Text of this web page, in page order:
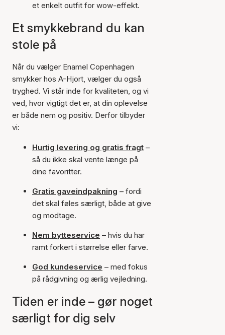
et enkelt outfit for wow-effekt.
Et smykkebrand du kan
stole på
Når du vælger Enamel Copenhagen
smykker hos A-Hjort, vælger du også
tryghed. Vi står inde for kvaliteten, og vi
ved, hvor vigtigt det er, at din oplevelse
er både nem og positiv. Derfor tilbyder
vi:
Hurtig levering og gratis fragt –
så du ikke skal vente længe på
dine favoritter.
Gratis gaveindpakning – fordi
det skal føles særligt, både at give
og modtage.
Nem bytteservice – hvis du har
ramt forkert i størrelse eller farve.
God kundeservice – med fokus
på rådgivning og ærlig vejledning.
Tiden er inde – gør noget
særligt for dig selv